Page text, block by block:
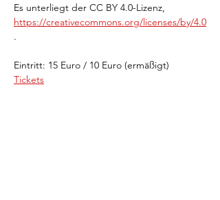
Es unterliegt der CC BY 4.0-Lizenz,
https://creativecommons.org/licenses/by/4.0
.
Eintritt: 15 Euro / 10 Euro (ermäßigt)
Tickets